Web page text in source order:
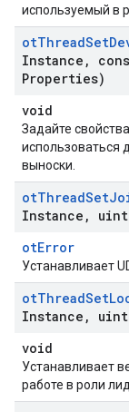
используемый в
otThreadSet
Instance ,
Properties)
void
Задайте
использоваться
выноски.
otThreadSet
Instance ,
otError
Устанавливает
otThreadSet
Instance ,
void
Устанавливает
работе в роли